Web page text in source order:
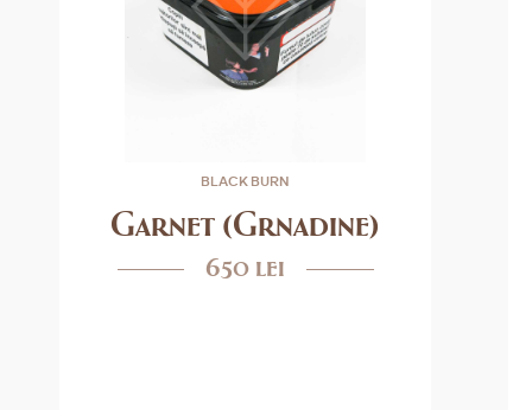
BLACK BURN
Garnet (Grnadine)
650 lei